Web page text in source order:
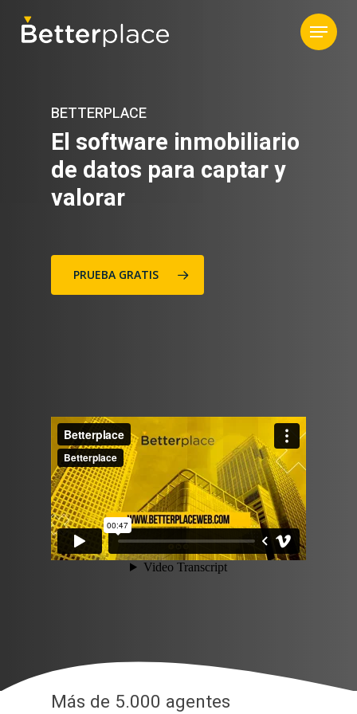
BETTERPLACE
El software inmobiliario
de datos para captar y
valorar
PRUEBA GRATIS
Más de 5.000 agentes